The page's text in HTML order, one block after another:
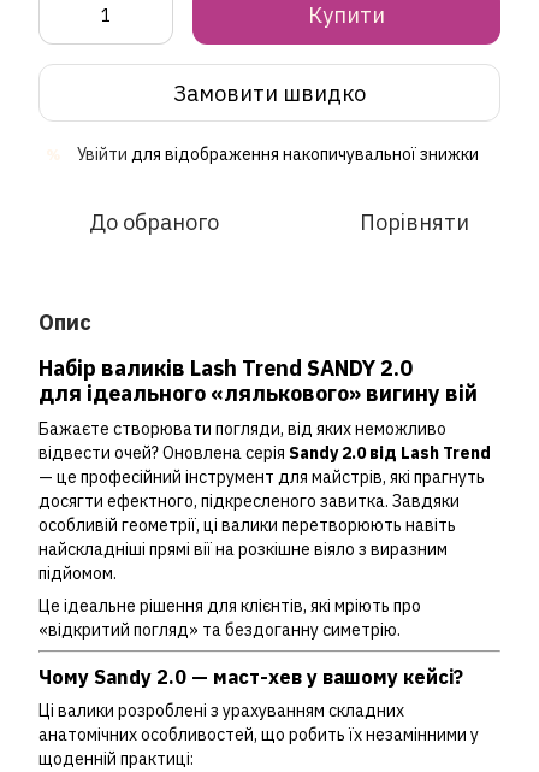
Купити
Замовити швидко
Увійти для відображення накопичувальної знижки
До обраного Порівняти
Опис
Набір валиків Lash Trend SANDY 2.0
для ідеального «лялькового» вигину вій
Бажаєте створювати погляди, від яких неможливо
відвести очей? Оновлена серія Sandy 2.0 від Lash Trend
— це професійний інструмент для майстрів, які прагнуть
досягти ефектного, підкресленого завитка. Завдяки
особливій геометрії, ці валики перетворюють навіть
найскладніші прямі вії на розкішне віяло з виразним
підйомом.
Це ідеальне рішення для клієнтів, які мріють про
«відкритий погляд» та бездоганну симетрію.
Чому Sandy 2.0 — маст-хев у вашому кейсі?
Ці валики розроблені з урахуванням складних
анатомічних особливостей, що робить їх незамінними у
щоденній практиці: